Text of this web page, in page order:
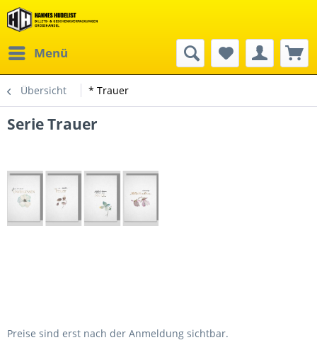
Menü
Übersicht * Trauer
Serie Trauer
Preise sind erst nach der Anmeldung sichtbar.